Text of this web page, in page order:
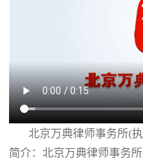
北京万典律师事务所(执
简介：北京万典律师事务